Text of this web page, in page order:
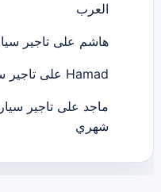
العرب
هاشم على تاجير
Hamad على تاجير
ماجد على تاجير
شهري